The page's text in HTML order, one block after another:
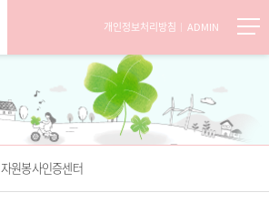
개인정보처리방침 ADMIN
자원봉사인증센터